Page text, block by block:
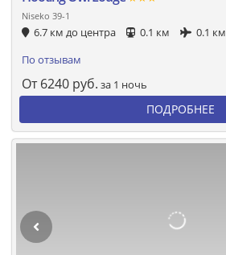
Niseko 39-1
6.7 км до центра 0.1 км
0.1 км
По отзывам
От 6240 руб. за 1 ночь
ПОДРОБНЕЕ